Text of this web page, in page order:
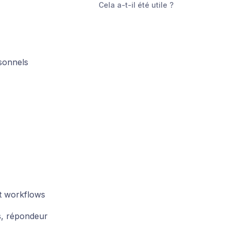
workflows
répondeur
Cela a-t-il été utile ?